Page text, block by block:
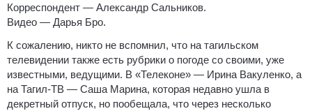
Корреспондент — Александр Сальников.
Видео — Дарья Бро.
К сожалению, никто не вспомнил, что на тагильском
телевидении также есть рубрики о погоде со своими, уже
известными, ведущими. В «Телеконе» — Ирина Вакуленко, а
на Тагил-ТВ — Саша Марина, которая недавно ушла в
декретный отпуск, но пообещала, что через несколько